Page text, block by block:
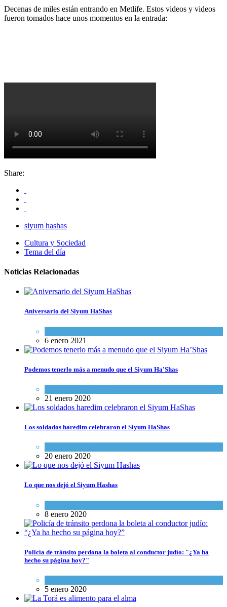
Decenas de miles están entrando en Metlife. Estos videos y videos
fueron tomados hace unos momentos en la entrada:
Share:
siyum hashas
Cultura y Sociedad
Tema del día
Noticias Relacionadas
Aniversario del Siyum HaShas
6 enero 2021
Podemos tenerlo más a menudo que el Siyum Ha'Shas
21 enero 2020
Los soldados haredim celebraron el Siyum HaShas
20 enero 2020
Lo que nos dejó el Siyum Hashas
8 enero 2020
Policía de tránsito perdona la boleta al conductor judío: "¿Ya ha
hecho su página hoy?"
5 enero 2020